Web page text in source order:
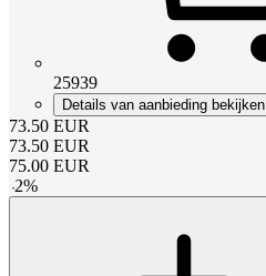
25939
Details van aanbieding bekijken
73.50 EUR
73.50 EUR
75.00 EUR
-2%